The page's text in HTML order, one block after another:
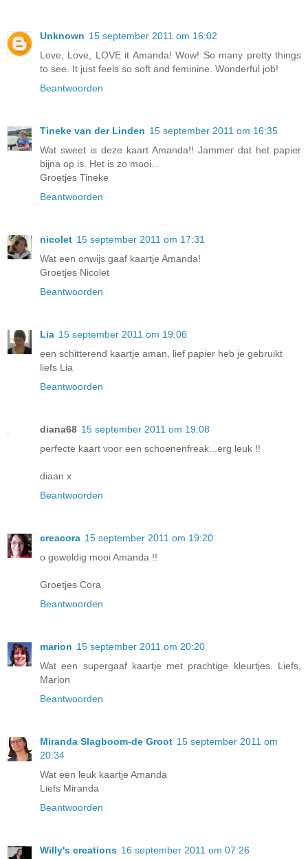
Unknown 15 september 2011 om 16:02
Love, Love, LOVE it Amanda! Wow! So many pretty things
to see. It just feels so soft and feminine. Wonderful job!
Beantwoorden
Tineke van der Linden 15 september 2011 om 16:35
Wat sweet is deze kaart Amanda!! Jammer dat het papier
bijna op is. Het is zo mooi...
Groetjes Tineke
Beantwoorden
nicolet 15 september 2011 om 17:31
Wat een onwijs gaaf kaartje Amanda!
Groetjes Nicolet
Beantwoorden
Lia 15 september 2011 om 19:06
een schitterend kaartje aman, lief papier heb je gebruikt
liefs Lia
Beantwoorden
diana68 15 september 2011 om 19:08
perfecte kaart voor een schoenenfreak...erg leuk !!
diaan x
Beantwoorden
creacora 15 september 2011 om 19:20
o geweldig mooi Amanda !!
Groetjes Cora
Beantwoorden
marion 15 september 2011 om 20:20
Wat een supergaaf kaartje met prachtige kleurtjes. Liefs,
Marion
Beantwoorden
Miranda Slagboom-de Groot 15 september 2011 om
20:34
Wat een leuk kaartje Amanda
Liefs Miranda
Beantwoorden
Willy's creations 16 september 2011 om 07:26